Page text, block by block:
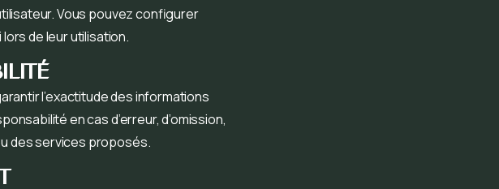
Vous pouvez configurer
de leur utilisation.
l’exactitude des informations
en cas d’erreur, d’omission,
des services proposés.